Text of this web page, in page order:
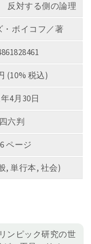
反対する側の論理
・ボイコフ／著
(10% 税込)
4月30日
四六判
ページ
, 単行本, 社会)
ンピック研究の世